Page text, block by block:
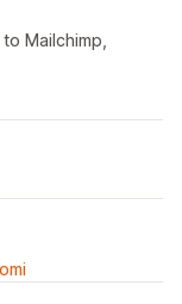
Mailchimp,